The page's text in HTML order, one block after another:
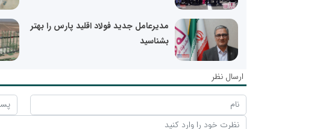
مدیرعامل جدید فولاد اقلید پارس را بهتر
بشناسید
ارسال نظر